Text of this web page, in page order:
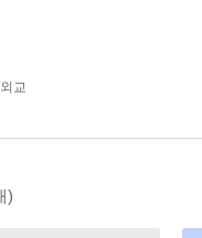
교
)